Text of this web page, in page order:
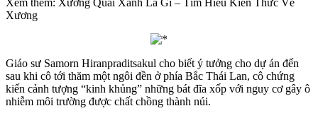
Xương
Giáo sư Samorn Hiranpraditsakul cho biết ý tưởng cho dự án đến
sau khi cô tới thăm một ngôi đền ở phía Bắc Thái Lan, cô chứng
kiến cảnh tượng “kinh khủng” những bát đĩa xốp với nguy cơ gây ô
nhiễm môi trường được chất chồng thành núi.